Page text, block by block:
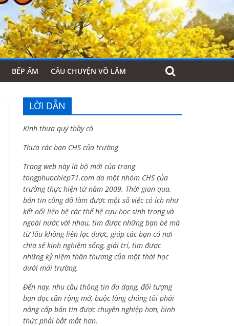
BẾP ẤM CÂU CHUYỆN VÕ LÂM
LỜI DẪN
Kính thưa quý thầy cô
Thưa các bạn CHS của trường
Trang web này là bộ mới của trang
tongphuochiep71.com do một nhóm CHS của
trường thực hiện từ năm 2009. Thời gian qua,
bản tin cũng đã làm được một số việc có ích như
kết nối liên hệ các thế hệ cựu học sinh trong và
ngoài nước với nhau, tìm được những bạn bè mà
từ lâu không liên lạc được, giúp các bạn có nơi
chia sẻ kinh nghiệm sống, giải trí, tìm được
những kỷ niệm thân thương của một thời học
dưới mái trường.
Đến nay, nhu cầu thông tin đa dạng, đối tượng
bạn đọc cần rộng mở, buộc lòng chúng tôi phải
nâng cấp bản tin được chuyên nghiệp hơn, hình
thức phải bắt mắt hơn.